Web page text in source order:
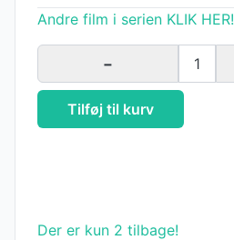
Andre film i serien KLIK HER!
− 1
Tilføj til kurv
Der er kun 2 tilbage!